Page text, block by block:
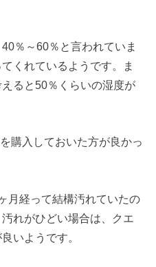
40％～60％と言われていま
くれているようです。ま
ると50％ くらいの湿度が
購入しておいた方が良かっ
月経って結構汚れていたの
れがひどい場合は、 クエ
いようです。